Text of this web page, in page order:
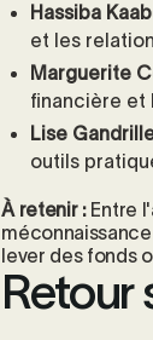
Hassiba
et les
Marguerite
financière et
Lise
outils
À retenir :Entre
lever des fonds
Retour